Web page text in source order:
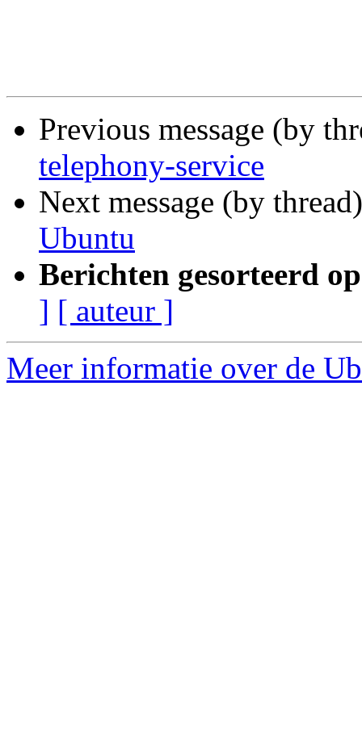
Previous message (by
telephony-service
Next message (by
Ubuntu
Berichten gesorteerd
] [ auteur ]
Meer informatie over de